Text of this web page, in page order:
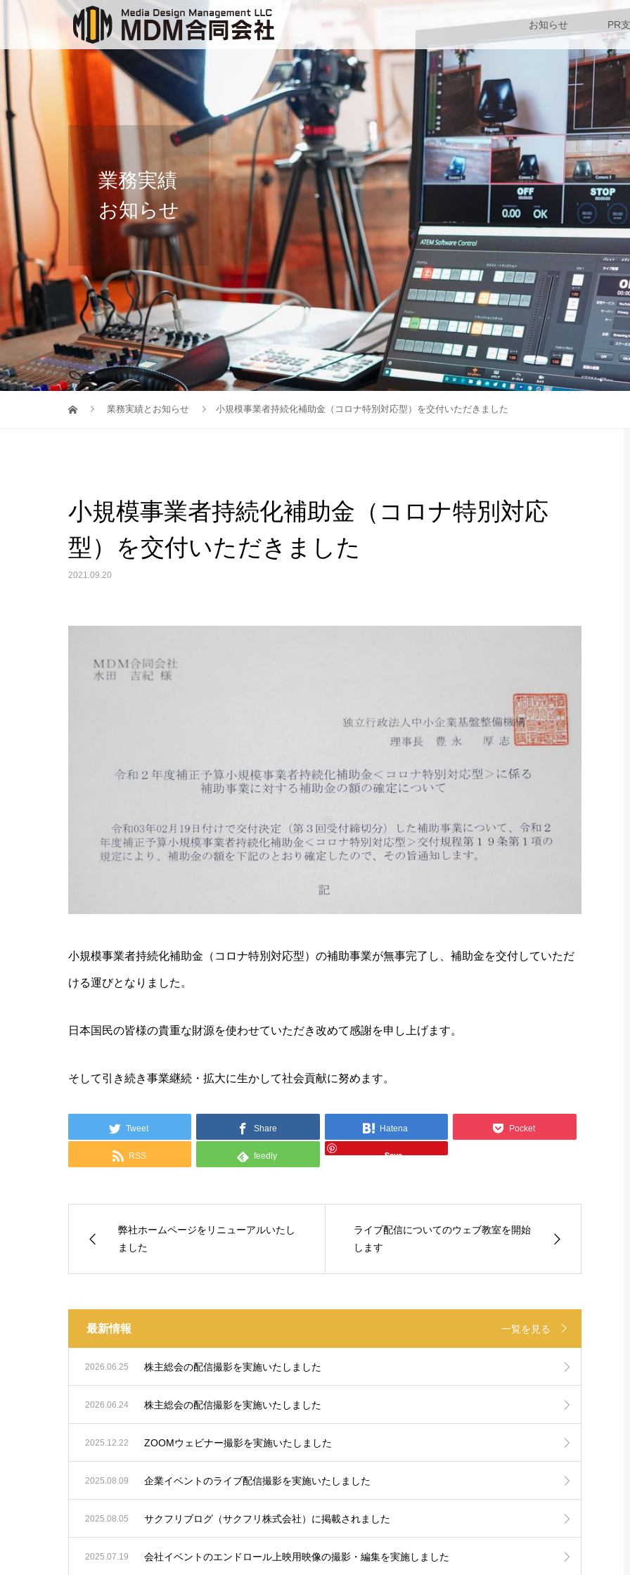
お知らせ PR
業務実績
お知らせ
業務実績とお知らせ 小規模事業者持続化補助金（コロナ特別対応型）を交付いただきました
小規模事業者持続化補助金（コロナ特別対応
型）を交付いただきました
2021.09.20
小規模事業者持続化補助金（コロナ特別対応型）の補助事業が無事完了し、補助金を交付していただ
ける運びとなりました。
日本国民の皆様の貴重な財源を使わせていただき改めて感謝を申し上げます。
そして引き続き事業継続・拡大に生かして社会貢献に努めます。
Tweet Share Hatena Pocket
RSS feedly Save
弊社ホームページをリニューアルいたし
ました
ライブ配信についてのウェブ教室を開始
します
最新情報 一覧を見る
2026.06.25 株主総会の配信撮影を実施いたしました
2026.06.24 株主総会の配信撮影を実施いたしました
2025.12.22 ZOOMウェビナー撮影を実施いたしました
2025.08.09 企業イベントのライブ配信撮影を実施いたしました
2025.08.05 サクフリブログ（サクフリ株式会社）に掲載されました
2025.07.19 会社イベントのエンドロール上映用映像の撮影・編集を実施しました